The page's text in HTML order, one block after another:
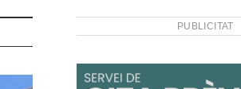
PUBLICITAT